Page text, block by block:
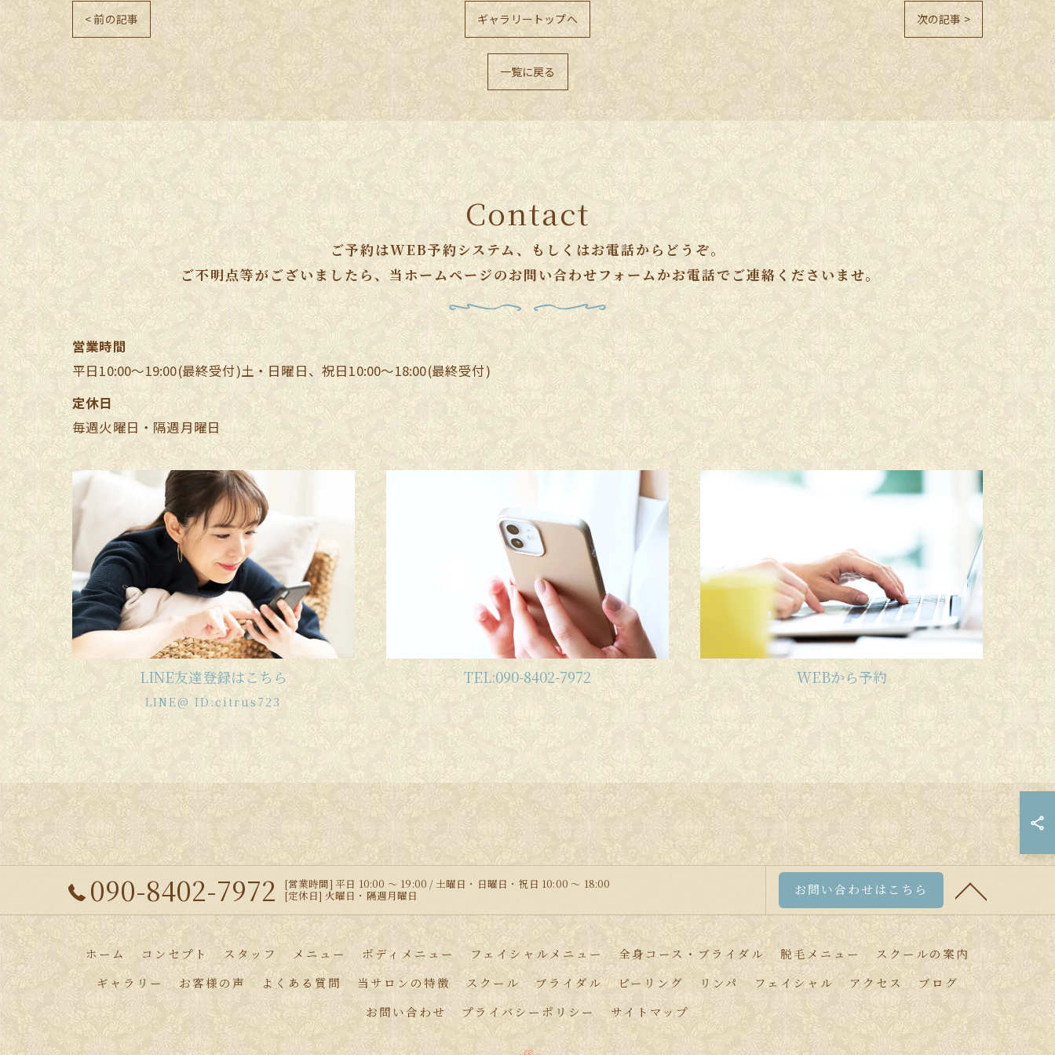
< 前の記事 ギャラリートップへ 次の記事 >
一覧に戻る
ご予約はWEB予約システム、もしくはお電話からどうぞ。
ご不明点等がございましたら、当ホームページのお問い合わせフォームかお電話でご連絡くださいませ。
Contact
営業時間
平日10:00～19:00(最終受付)土・日曜日、祝日10:00～18:00(最終受付)
定休日
毎週火曜日・隔週月曜日
LINE友達登録はこちら
LINE@ ID:citrus723
TEL:090-8402-7972 WEBから予約
090-8402-7972
[営業時間] 平日 10:00 〜 19:00 / 土曜日・日曜日・祝日 10:00 ～ 18:00
[定休日] 火曜日・隔週月曜日
お問い合わせはこちら
ホーム コンセプト スタッフ メニュー ボディメニュー フェイシャルメニュー 全身コース・ブライダル 脱毛メニュー
スクールの案内
ギャラリー
お客様の声 よくある質問 当サロンの特徴 スクール ブライダル ピーリング リンパ フェイシャル アクセス
ブログ
お問い合わせ
プライバシーポリシー サイトマップ